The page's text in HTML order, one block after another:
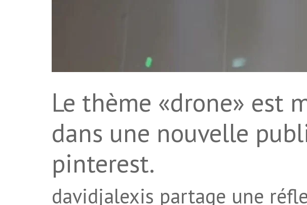
Le thème «drone» est
dans une nouvelle
pinterest.
davidjalexis partage une